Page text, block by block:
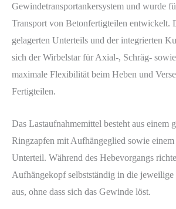
Gewindetransportankersystem und wurde
Transport von Betonfertigteilen entwickelt.
gelagerten Unterteils und der integrierten
sich der Wirbelstar für Axial-, Schräg-
maximale Flexibilität beim Heben und
Fertigteilen.
Das Lastaufnahmemittel besteht aus einem
Ringzapfen mit Aufhängeglied sowie einem
Unterteil. Während des Hebevorgangs
Aufhängekopf selbstständig in die jeweilige
aus, ohne dass sich das Gewinde löst.